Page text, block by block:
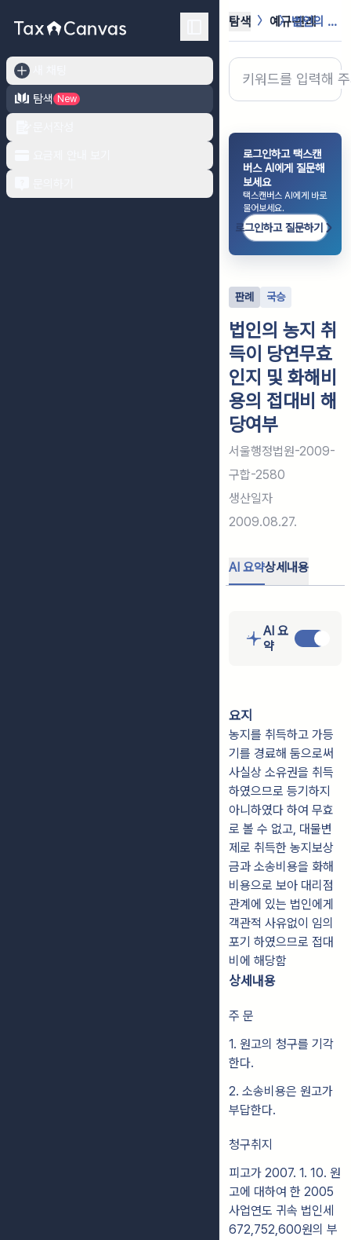
탐색
New
탐색 예규·판례 법인의 농지 취득이 당연무효인지 및 ...
로그인하고 택스캔
버스 AI에게 질문해
보세요
택스캔버스 AI에게 바로
물어보세요.
로그인하고 질문하기
판례 국승
법인의 농지 취
득이 당연무효
인지 및 화해비
용의 접대비 해
당여부
서울행정법원-2009-
구합-2580
생산일자
2009.08.27.
AI 요약상세내용
AI 요
약
요지
농지를 취득하고 가등
기를 경료해 둠으로써
사실상 소유권을 취득
하였으므로 등기하지
아니하였다 하여 무효
로 볼 수 없고, 대물변
제로 취득한 농지보상
금과 소송비용을 화해
비용으로 보아 대리점
관계에 있는 법인에게
객관적 사유없이 임의
포기 하였으므로 접대
비에 해당함
상세내용
주 문
1. 원고의 청구를 기각
한다.
2. 소송비용은 원고가
부답한다.
청구취지
피고가 2007. 1. 10. 원
고에 대하여 한 2005
사업연도 귀속 법인세
672,752,600원의 부